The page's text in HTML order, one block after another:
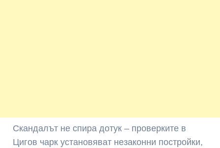
Скандалът не спира дотук – проверките в
Цигов чарк установяват незаконни постройки,